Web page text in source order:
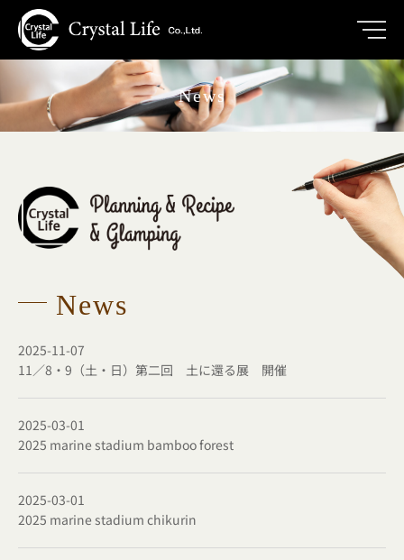
ッ
News
News
2025-11-07
11／8・9（土・日）第二回 土に還る展 開催
2025-03-01
2025 marine stadium bamboo forest
2025-03-01
2025 marine stadium chikurin
ジ
ジ